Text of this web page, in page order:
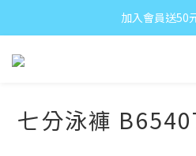
加入會員送50
七分泳褲